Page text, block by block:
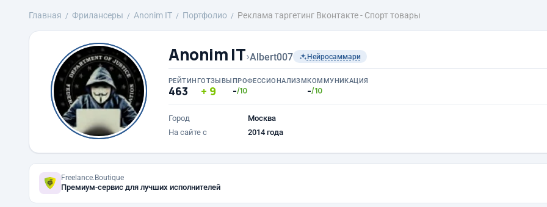
Главная Фрилансеры Anonim IT Портфолио Реклама таргетинг Вконтакте - Спорт товары
Anonim IT›Albert007 Нейросаммари
РЕЙТИНГ
463
ОТЗЫВЫ
9
ПРОФЕССИОНАЛИЗМ
-/10
КОММУНИКАЦИЯ
-/10
Город
Москва
На сайте с
2014 года
Freelance.Boutique
Премиум-сервис для лучших исполнителей